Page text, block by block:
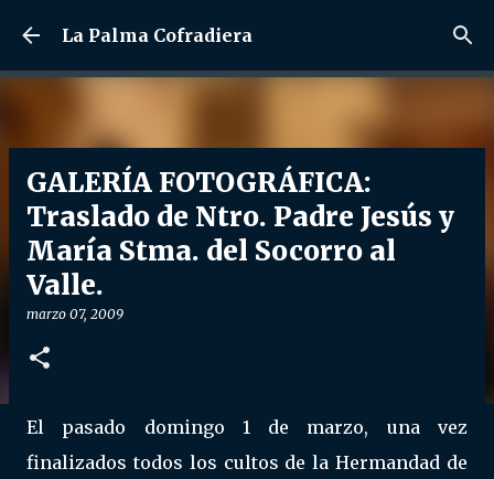
Ir al contenido principal
La Palma Cofradiera
GALERÍA FOTOGRÁFICA:
Traslado de Ntro. Padre Jesús y
María Stma. del Socorro al
Valle.
marzo 07, 2009
El pasado domingo 1 de marzo, una vez
finalizados todos los cultos de la Hermandad de